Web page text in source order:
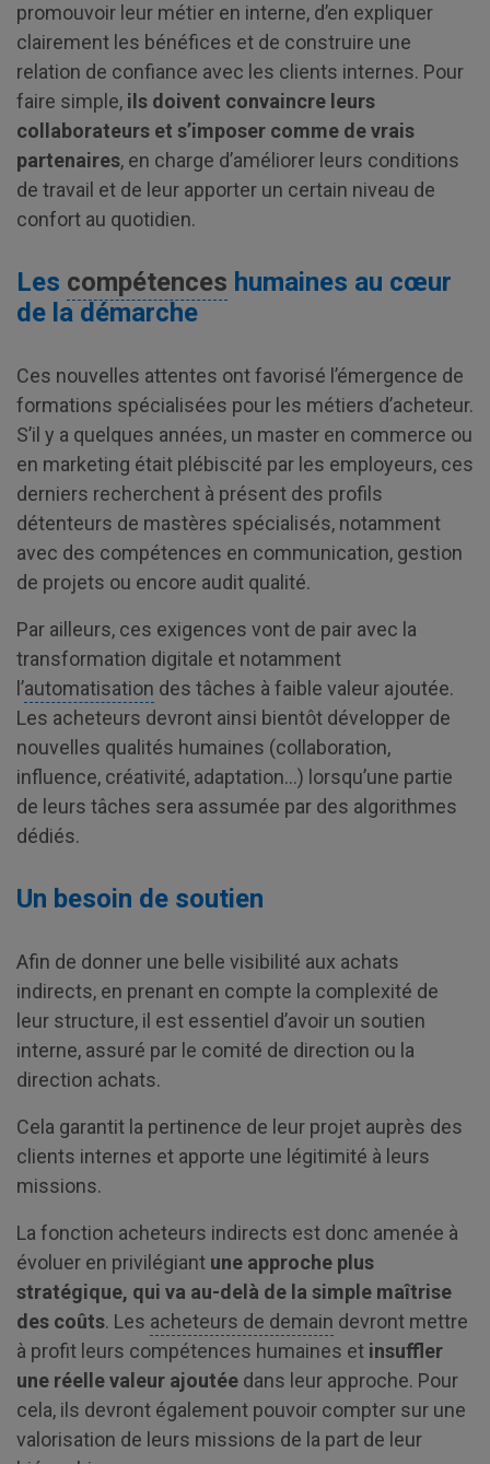
promouvoir leur métier en interne, d’en expliquer
clairement les bénéfices et de construire une
relation de confiance avec les clients internes. Pour
faire simple, ils doivent convaincre leurs
collaborateurs et s’imposer comme de vrais
partenaires, en charge d’améliorer leurs conditions
de travail et de leur apporter un certain niveau de
confort au quotidien.
Les compétences humaines au cœur
de la démarche
Ces nouvelles attentes ont favorisé l’émergence de
formations spécialisées pour les métiers d’acheteur.
S’il y a quelques années, un master en commerce ou
en marketing était plébiscité par les employeurs, ces
derniers recherchent à présent des profils
détenteurs de mastères spécialisés, notamment
avec des compétences en communication, gestion
de projets ou encore audit qualité.
Par ailleurs, ces exigences vont de pair avec la
transformation digitale et notamment
l’automatisation des tâches à faible valeur ajoutée.
Les acheteurs devront ainsi bientôt développer de
nouvelles qualités humaines (collaboration,
influence, créativité, adaptation…) lorsqu’une partie
de leurs tâches sera assumée par des algorithmes
dédiés.
Un besoin de soutien
Afin de donner une belle visibilité aux achats
indirects, en prenant en compte la complexité de
leur structure, il est essentiel d’avoir un soutien
interne, assuré par le comité de direction ou la
direction achats.
Cela garantit la pertinence de leur projet auprès des
clients internes et apporte une légitimité à leurs
missions.
La fonction acheteurs indirects est donc amenée à
évoluer en privilégiant une approche plus
stratégique, qui va au-delà de la simple maîtrise
des coûts. Les acheteurs de demain devront mettre
à profit leurs compétences humaines et insuffler
une réelle valeur ajoutée dans leur approche. Pour
cela, ils devront également pouvoir compter sur une
valorisation de leurs missions de la part de leur